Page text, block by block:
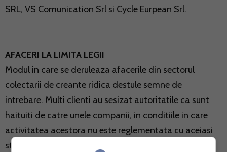
SRL, VS Comunication Srl si Cycle Eurpean Srl.
AFACERI LA LIMITA LEGII
Modul in care se deruleaza afacerile din sectorul
colectarii de creante ridica destule semne de
intrebare. Multi clienti au sesizat autoritatile ca sunt
haituiti de catre unele companii, in conditiile in care
activitatea acestora nu este reglementata cu aceiasi
strictete cu care se desfasoara business-urile din